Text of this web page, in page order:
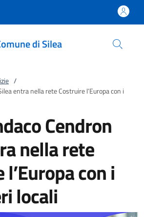
di Silea
/
entra nella rete Costruire l’Europa con i
Cendron
nella rete
con i
locali